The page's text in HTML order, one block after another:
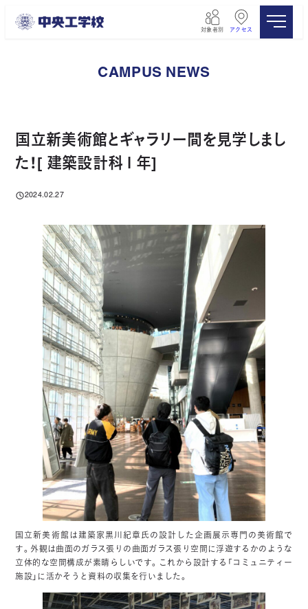
対象者別 アクセス
CAMPUS NEWS
国立新美術館とギャラリー間を見学しまし
た！[ 建築設計科１年]
投稿日
2024.02.27
国立新美術館は建築家黒川紀章氏の設計した企画展示専門の美術館で
す。外観は曲面のガラス張りの曲面ガラス張り空間に浮遊するかのような
立体的な空間構成が素晴らしいです。これから設計する「コミュニティー
施設」に活かそうと資料の収集を行いました。